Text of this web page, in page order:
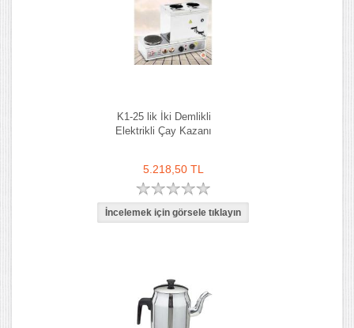
K1-25 lik İki Demlikli
Elektrikli Çay Kazanı
5.218,50 TL